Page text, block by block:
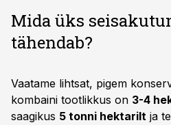
Mida üks
tähendab?
Vaatame lihtsat, pigem
kombaini tootlikkus on 3-4
saagikus 5 tonni hektarilt ja